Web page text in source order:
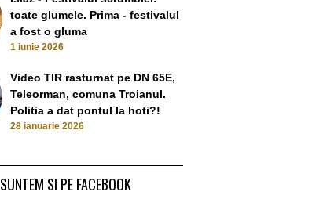
toate glumele. Prima - festivalul
a fost o gluma
1 iunie 2026
Video TIR rasturnat pe DN 65E,
Teleorman, comuna Troianul.
Politia a dat pontul la hoti?!
28 ianuarie 2026
SUNTEM SI PE FACEBOOK